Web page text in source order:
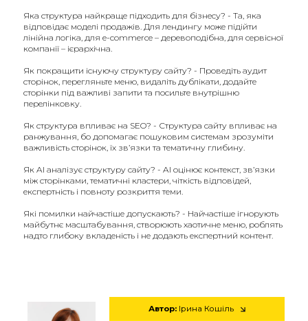
Яка структура найкраще підходить для бізнесу? - Та, яка
відповідає моделі продажів. Для лендингу може підійти
лінійна логіка, для e-commerce – деревоподібна, для сервісної
компанії – ієрархічна.
Як покращити існуючу структуру сайту? - Проведіть аудит
сторінок, перегляньте меню, видаліть дублікати, додайте
сторінки під важливі запити та посильте внутрішню
перелінковку.
Як структура впливає на SEO? - Структура сайту впливає на
ранжування, бо допомагає пошуковим системам зрозуміти
важливість сторінок, їх зв’язки та тематичну глибину.
Як AI аналізує структуру сайту? - AI оцінює контекст, зв’язки
між сторінками, тематичні кластери, чіткість відповідей,
експертність і повноту розкриття теми.
Які помилки найчастіше допускають? - Найчастіше ігнорують
майбутнє масштабування, створюють хаотичне меню, роблять
надто глибоку вкладеність і не додають експертний контент.
Автор:Ірина Кошіль